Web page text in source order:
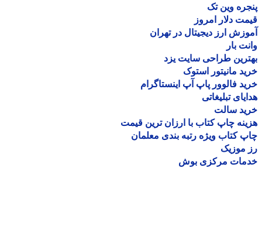
وین تک
دلار امروز
ارز دیجیتال در تهران
بار
طراحی سایت یزد
مانیتور استوک
فالوور پاپ آپ اینستاگرام
تبلیغاتی
سالت
چاپ کتاب با ارزان ترین قیمت
کتاب ویژه رتبه بندی معلمان
موزیک
مرکزی بوش